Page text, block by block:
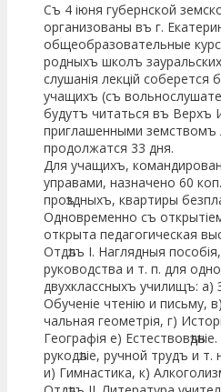
Съ 4 іюня губернской
организованы въ г.
общеобразовательные
родныхъ школъ
слушанія лекцій со­берется
учащихъ (съ
будутъ читаться въ Верхъ
приглашенными земствомъ
продолжатся 33 дня.
Для учащихъ,
управами, назначено 60
проѣздныхъ, квартиры
Одновременно съ
открыта педа­гогическая
Отдѣлъ I. Наглядныя
руководства и т. п. для
двухклассныхъ училищъ: а)
Обученіе чтенію и письму,
чальная геометрія, г)
Географія е)
рукодѣліе, ручной трудъ и т.
и) Гимнастика, к)